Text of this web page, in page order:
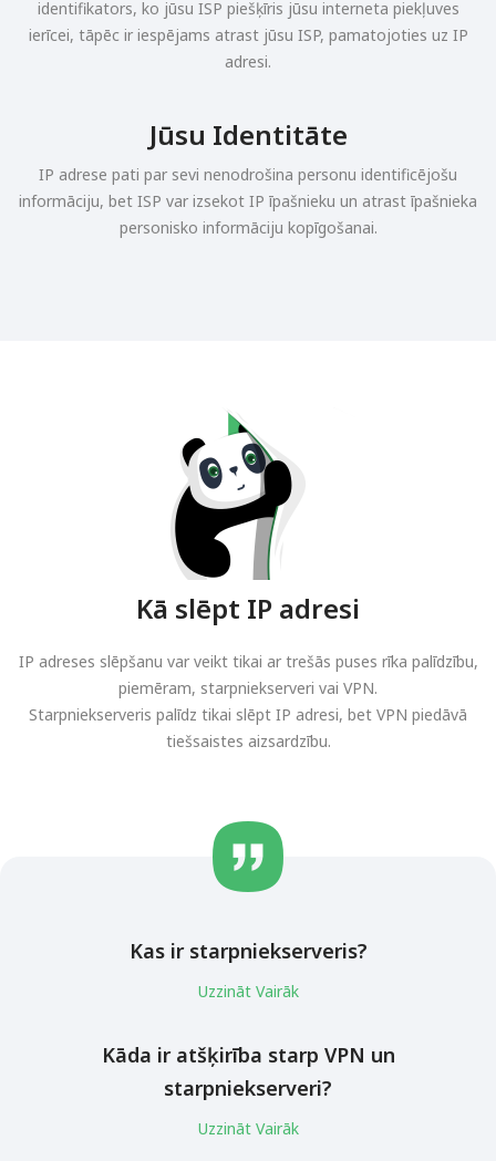
identifikators, ko jūsu ISP piešķīris jūsu interneta piekļuves
ierīcei, tāpēc ir iespējams atrast jūsu ISP, pamatojoties uz IP
adresi.
Jūsu Identitāte
IP adrese pati par sevi nenodrošina personu identificējošu
informāciju, bet ISP var izsekot IP īpašnieku un atrast īpašnieka
personisko informāciju kopīgošanai.
Kā slēpt IP adresi
IP adreses slēpšanu var veikt tikai ar trešās puses rīka palīdzību,
piemēram, starpniekserveri vai VPN.
Starpniekserveris palīdz tikai slēpt IP adresi, bet VPN piedāvā
tiešsaistes aizsardzību.
Kas ir starpniekserveris?
Uzzināt Vairāk
Kāda ir atšķirība starp VPN un
starpniekserveri?
Uzzināt Vairāk